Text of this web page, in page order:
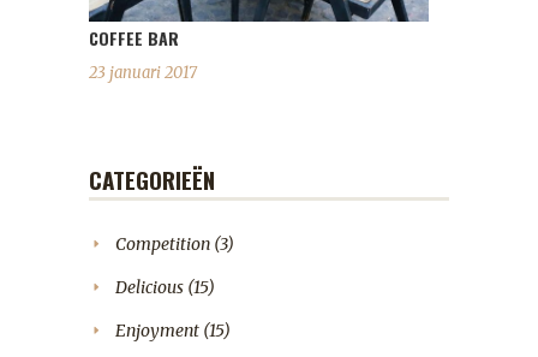
COFFEE BAR
23 januari 2017
CATEGORIEËN
Competition (3)
Delicious (15)
Enjoyment (15)